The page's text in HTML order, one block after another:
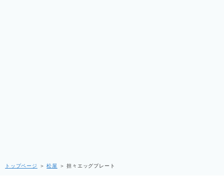
トップページ ＞松屋 ＞担々エッグプレート